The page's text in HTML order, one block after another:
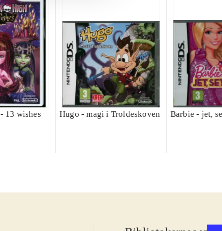
13 wishes Hugo - magi i Troldeskoven Barbie - jet,